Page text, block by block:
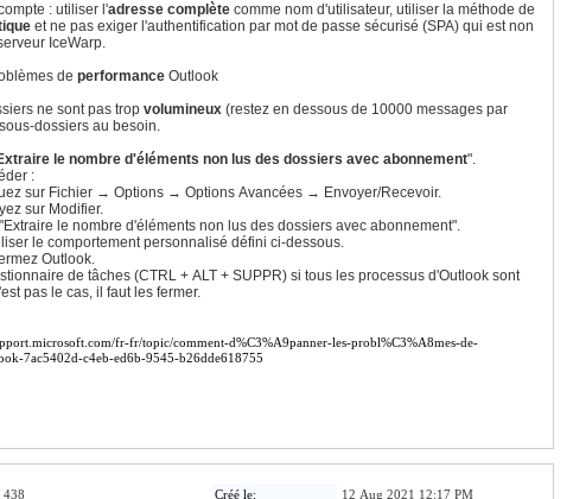
: utiliser l'adresse complète comme nom d'utilisateur, utiliser la méthode de
et ne pas exiger l'authentification par mot de passe sécurisé (SPA) qui est non
IceWarp.
de performance Outlook
ne sont pas trop volumineux (restez en dessous de 10000 messages par
dossiers au besoin.
le nombre d'éléments non lus des dossiers avec abonnement".
:
sur Fichier → Options → Options Avancées → Envoyer/Recevoir.
sur Modifier.
le nombre d'éléments non lus des dossiers avec abonnement".
le comportement personnalisé défini ci-dessous.
Outlook.
de tâches (CTRL + ALT + SUPPR) si tous les processus d'Outlook sont
pas le cas, il faut les fermer.
fr-fr/topic/comment-d%C3%A9panner-les-probl%C3%A8mes-de-
7ac5402d-c4eb-ed6b-9545-b26dde618755
438 Créé le: 12 Aug 2021 12:17 PM